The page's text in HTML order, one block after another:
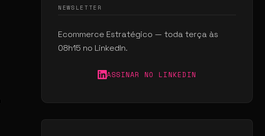
NEWSLETTER
Ecommerce Estratégico — toda terça às
08h15 no LinkedIn.
ASSINAR NO LINKEDIN